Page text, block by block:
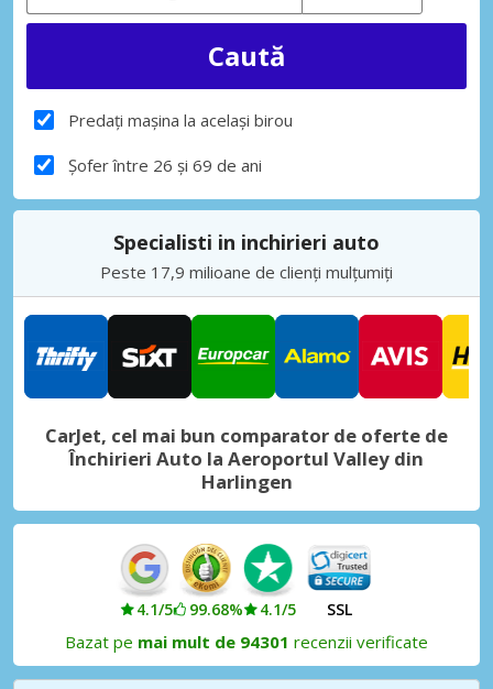
Predați mașina la același birou
Șofer între 26 și 69 de ani
Specialisti in inchirieri auto
Peste 17,9 milioane de clienți mulțumiți
CarJet, cel mai bun comparator de oferte de
Închirieri Auto la Aeroportul Valley din
Harlingen
4.1/5 99.68% 4.1/5 SSL
Bazat pe mai mult de 94301 recenzii verificate